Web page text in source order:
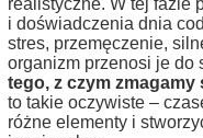
realistyczne. W tej fazie
i doświadczenia dnia
stres, przemęczenie,
organizm przenosi je do
tego, z czym zmagamy
to takie oczywiste –
różne elementy i